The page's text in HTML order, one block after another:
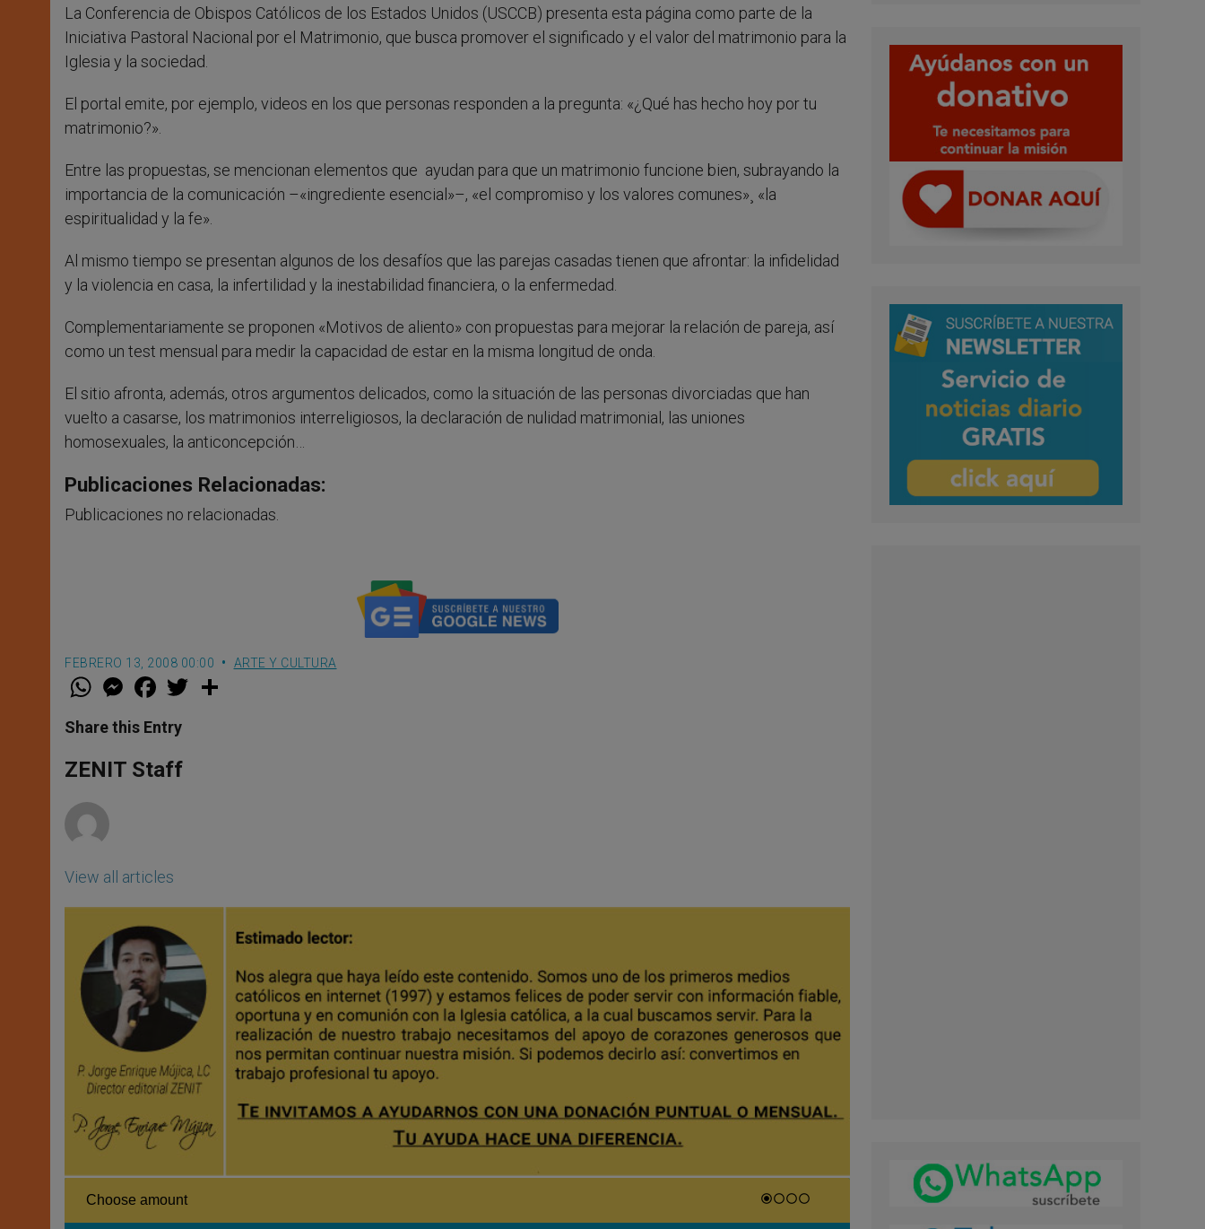
La Conferencia de Obispos Católicos de los Estados Unidos (USCCB) presenta esta página como parte de la
Iniciativa Pastoral Nacional por el Matrimonio, que busca promover el significado y el valor del matrimonio para la
Iglesia y la sociedad.
El portal emite, por ejemplo, videos en los que personas responden a la pregunta: «¿Qué has hecho hoy por tu
matrimonio?».
Entre las propuestas, se mencionan elementos que ayudan para que un matrimonio funcione bien, subrayando la
importancia de la comunicación –«ingrediente esencial»–, «el compromiso y los valores comunes»¸ «la
espiritualidad y la fe».
Al mismo tiempo se presentan algunos de los desafíos que las parejas casadas tienen que afrontar: la infidelidad
y la violencia en casa, la infertilidad y la inestabilidad financiera, o la enfermedad.
Complementariamente se proponen «Motivos de aliento» con propuestas para mejorar la relación de pareja, así
como un test mensual para medir la capacidad de estar en la misma longitud de onda.
El sitio afronta, además, otros argumentos delicados, como la situación de las personas divorciadas que han
vuelto a casarse, los matrimonios interreligiosos, la declaración de nulidad matrimonial, las uniones
homosexuales, la anticoncepción…
Publicaciones Relacionadas:
Publicaciones no relacionadas.
FEBRERO 13, 2008 00:00 ARTE Y CULTURA
W
t
s
p
p
M
e
s
e
g
e
F
a
e
b
o
k
w
Share this Entry
ZENIT Staff
View all articles